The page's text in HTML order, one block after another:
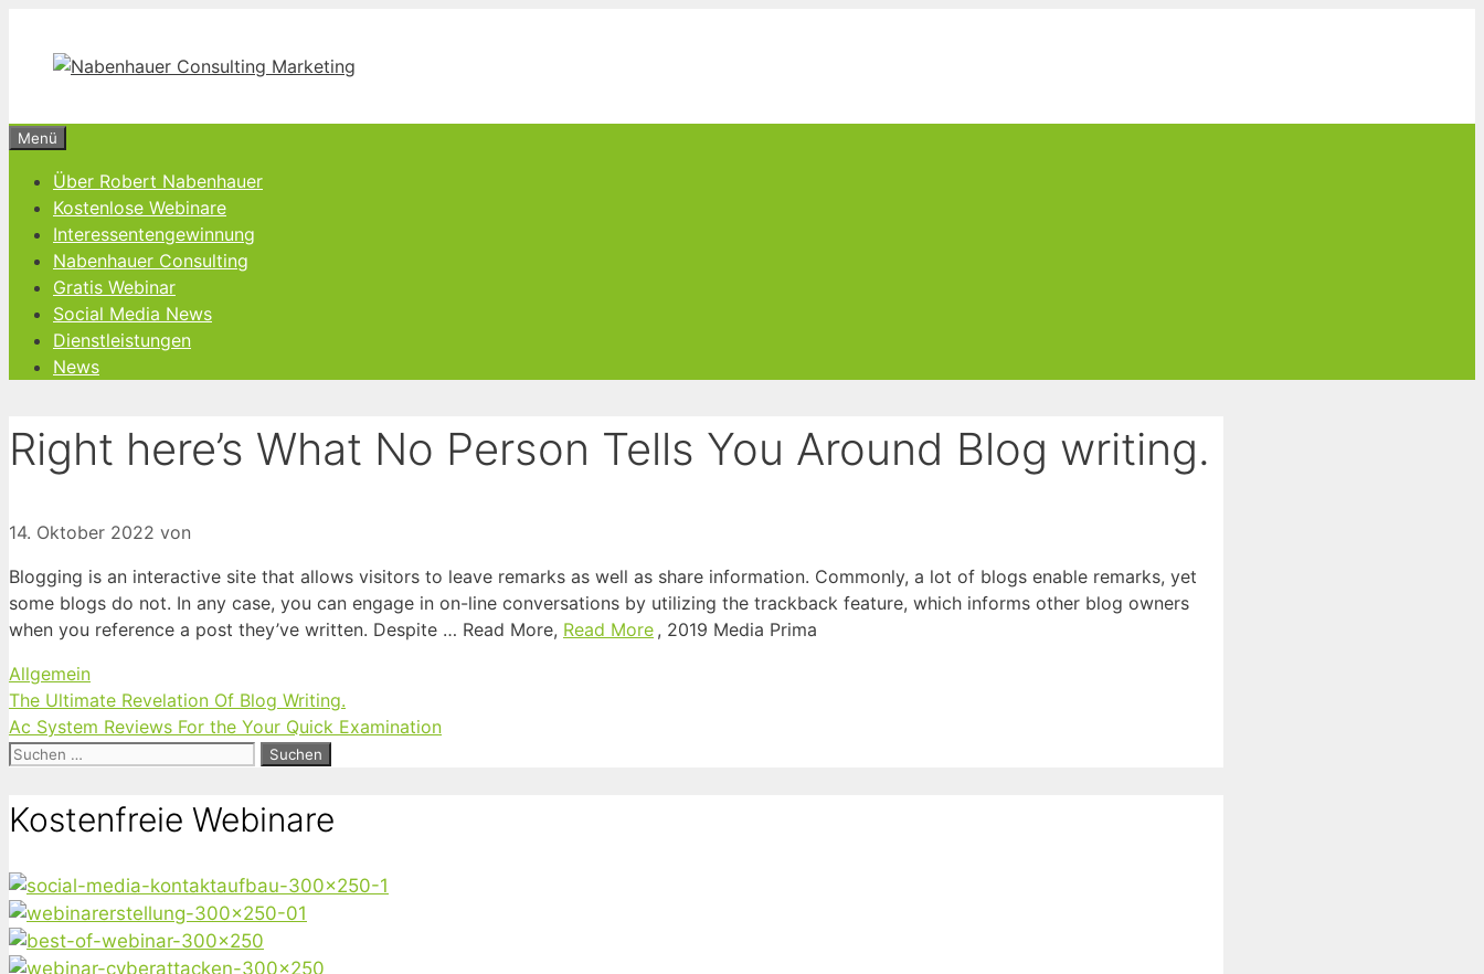
springen
Menü
Über Robert Nabenhauer
Kostenlose Webinare
Interessentengewinnung
Nabenhauer Consulting
Gratis Webinar
Social Media News
Dienstleistungen
News
Right here’s What No Person Tells You Around Blog writing.
14. Oktober 2022 von
Blogging is an interactive site that allows visitors to leave remarks as well as share information. Commonly, a lot of blogs enable remarks, yet
some blogs do not. In any case, you can engage in on-line conversations by utilizing the trackback feature, which informs other blog owners
when you reference a post they’ve written. Despite … Read More, Read More , 2019 Media Prima
Kategorien
Allgemein
The Ultimate Revelation Of Blog Writing.
Ac System Reviews For the Your Quick Examination
Suchen
Kostenfreie Webinare